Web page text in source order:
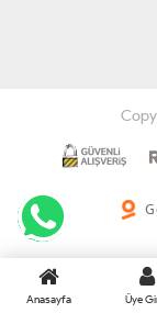
Anasayfa Üye